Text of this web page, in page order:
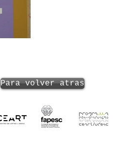
Para volver atras